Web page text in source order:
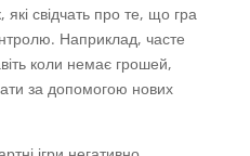
свідчать про те, що гра
Наприклад, часте
коли немає грошей,
за допомогою нових